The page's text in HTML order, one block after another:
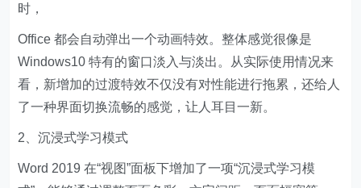
时，
Office 都会自动弹出一个动画特效。整体感觉很像是
Windows10 特有的窗口淡入与淡出。从实际使用情况来
看，新增加的过渡特效不仅没有对性能进行拖累，还给人
了一种界面切换流畅的感觉，让人耳目一新。
2、沉浸式学习模式
Word 2019 在“视图”面板下增加了一项“沉浸式学习模